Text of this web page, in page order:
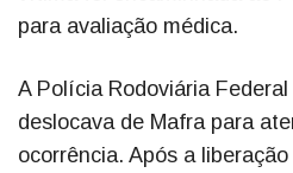
para avaliação médica.
A Polícia Rodoviária
deslocava de Mafra para
ocorrência. Após a